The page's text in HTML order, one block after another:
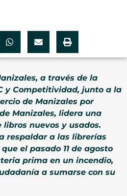
a través de la
y Competitividad, junto a la
de Manizales por
Manizales, lidera una
nuevos y usados.
respaldar a las librerías
el pasado 11 de agosto
prima en un incendio,
a sumarse con su